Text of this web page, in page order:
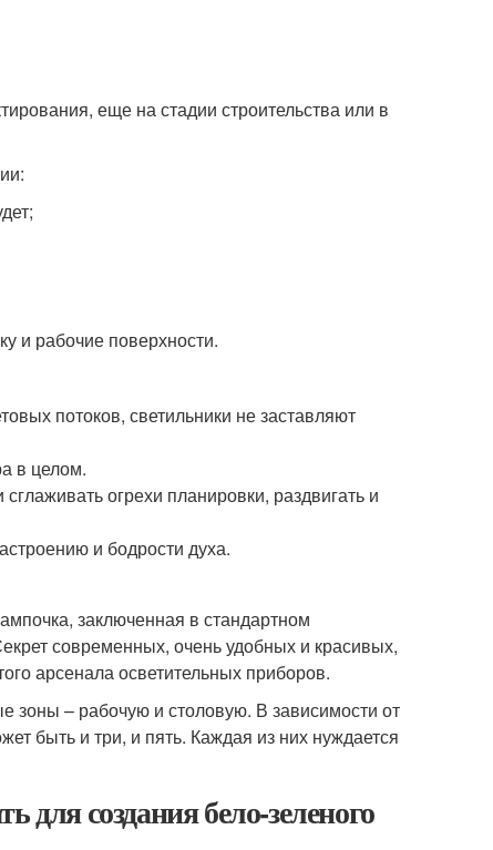
еще на стадии строительства или в
и рабочие поверхности.
потоков, светильники не заставляют
в целом.
огрехи планировки, раздвигать и
и бодрости духа.
заключенная в стандартном
современных, очень удобных и красивых,
арсенала осветительных приборов.
– рабочую и столовую. В зависимости от
быть и три, и пять. Каждая из них нуждается
для создания бело-зеленого